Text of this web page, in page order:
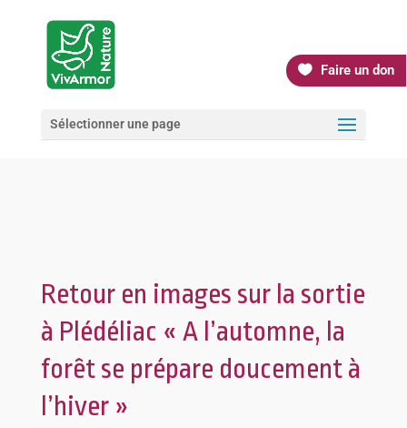
Faire un don
Sélectionner une page
Retour en images sur la sortie
à Plédéliac « A l’automne, la
forêt se prépare doucement à
l’hiver »